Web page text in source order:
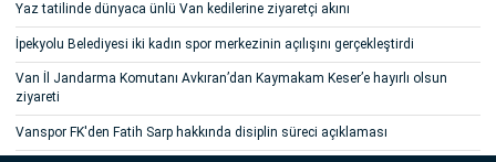
Yaz tatilinde dünyaca ünlü Van kedilerine ziyaretçi akını
İpekyolu Belediyesi iki kadın spor merkezinin açılışını gerçekleştirdi
Van İl Jandarma Komutanı Avkıran’dan Kaymakam Keser’e hayırlı olsun
ziyareti
Vanspor FK'den Fatih Sarp hakkında disiplin süreci açıklaması